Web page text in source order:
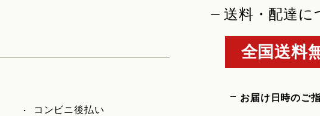
コンビニ後払い
送料・配達に
全国送料
お届け日時のご